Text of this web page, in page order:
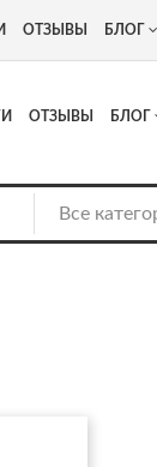
проезд 13
ОТЗЫВЫ БЛОГ
ОТЗЫВЫ БЛОГ